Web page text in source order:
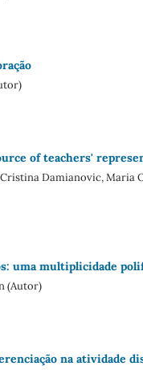
of teachers'
Damianovic, Maria
uma multiplicidade
(Autor)
na atividade